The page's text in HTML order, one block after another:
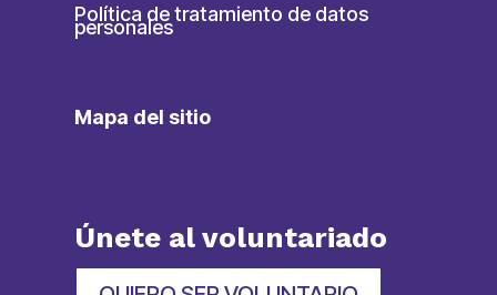
Política de tratamiento de datos
personales
Mapa del sitio
Únete al voluntariado